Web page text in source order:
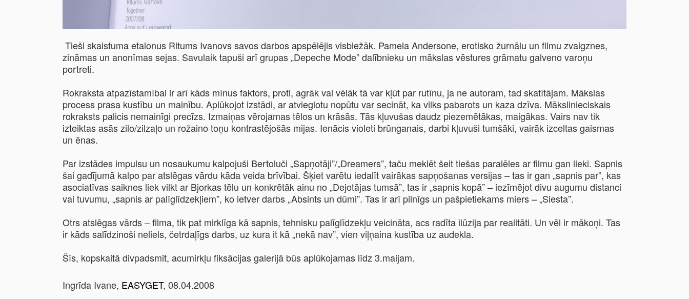
Tieši skaistuma etalonus Ritums Ivanovs savos darbos apspēlējis visbiežāk. Pamela Andersone, erotisko žurnālu un filmu zvaigznes,
zināmas un anonīmas sejas. Savulaik tapuši arī grupas „Depeche Mode” dalībnieku un mākslas vēstures grāmatu galveno varoņu
portreti.
Rokraksta atpazīstamībai ir arī kāds mīnus faktors, proti, agrāk vai vēlāk tā var kļūt par rutīnu, ja ne autoram, tad skatītājam. Mākslas
process prasa kustību un mainību. Aplūkojot izstādi, ar atvieglotu nopūtu var secināt, ka vilks pabarots un kaza dzīva. Mākslinieciskais
rokraksts palicis nemainīgi precīzs. Izmaiņas vērojamas tēlos un krāsās. Tās kļuvušas daudz piezemētākas, maigākas. Vairs nav tik
izteiktas asās zilo/zilzaļo un rožaino toņu kontrastējošās mijas. Ienācis violeti brūnganais, darbi kļuvuši tumšāki, vairāk izceltas gaismas
un ēnas.
Par izstādes impulsu un nosaukumu kalpojuši Bertoluči „Sapņotāji”/„Dreamers”, taču meklēt šeit tiešas paralēles ar filmu gan lieki. Sapnis
šai gadījumā kalpo par atslēgas vārdu kāda veida brīvībai. Šķiet varētu iedalīt vairākas sapņošanas versijas – tas ir gan „sapnis par”, kas
asociatīvas saiknes liek vilkt ar Bjorkas tēlu un konkrētāk ainu no „Dejotājas tumsā”, tas ir „sapnis kopā” – iezīmējot divu augumu distanci
vai tuvumu, „sapnis ar palīglīdzekļiem”, ko ietver darbs „Absints un dūmi”. Tas ir arī pilnīgs un pašpietiekams miers – „Siesta”.
Otrs atslēgas vārds – filma, tik pat mirklīga kā sapnis, tehnisku palīglīdzekļu veicināta, acs radīta ilūzija par realitāti. Un vēl ir mākoņi. Tas
ir kāds salīdzinoši neliels, četrdaļīgs darbs, uz kura it kā „nekā nav”, vien viļņaina kustība uz audekla.
Šīs, kopskaitā divpadsmit, acumirkļu fiksācijas galerijā būs aplūkojamas līdz 3.maijam.
Ingrīda Ivane, EASYGET, 08.04.2008